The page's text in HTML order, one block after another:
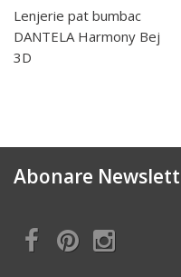
Lenjerie pat bumbac
DANTELA Harmony Bej
3D
Abonare